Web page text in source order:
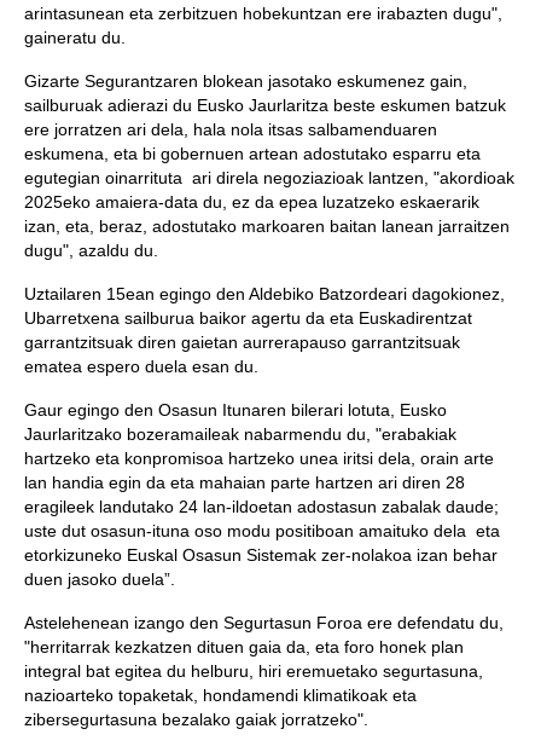
arintasunean eta zerbitzuen hobekuntzan ere irabazten dugu",
gaineratu du.
Gizarte Segurantzaren blokean jasotako eskumenez gain,
sailburuak adierazi du Eusko Jaurlaritza beste eskumen batzuk
ere jorratzen ari dela, hala nola itsas salbamenduaren
eskumena, eta bi gobernuen artean adostutako esparru eta
egutegian oinarrituta ari direla negoziazioak lantzen, "akordioak
2025eko amaiera-data du, ez da epea luzatzeko eskaerarik
izan, eta, beraz, adostutako markoaren baitan lanean jarraitzen
dugu", azaldu du.
Uztailaren 15ean egingo den Aldebiko Batzordeari dagokionez,
Ubarretxena sailburua baikor agertu da eta Euskadirentzat
garrantzitsuak diren gaietan aurrerapauso garrantzitsuak
ematea espero duela esan du.
Gaur egingo den Osasun Itunaren bilerari lotuta, Eusko
Jaurlaritzako bozeramaileak nabarmendu du, "erabakiak
hartzeko eta konpromisoa hartzeko unea iritsi dela, orain arte
lan handia egin da eta mahaian parte hartzen ari diren 28
eragileek landutako 24 lan-ildoetan adostasun zabalak daude;
uste dut osasun-ituna oso modu positiboan amaituko dela eta
etorkizuneko Euskal Osasun Sistemak zer-nolakoa izan behar
duen jasoko duela”.
Astelehenean izango den Segurtasun Foroa ere defendatu du,
"herritarrak kezkatzen dituen gaia da, eta foro honek plan
integral bat egitea du helburu, hiri eremuetako segurtasuna,
nazioarteko topaketak, hondamendi klimatikoak eta
zibersegurtasuna bezalako gaiak jorratzeko".